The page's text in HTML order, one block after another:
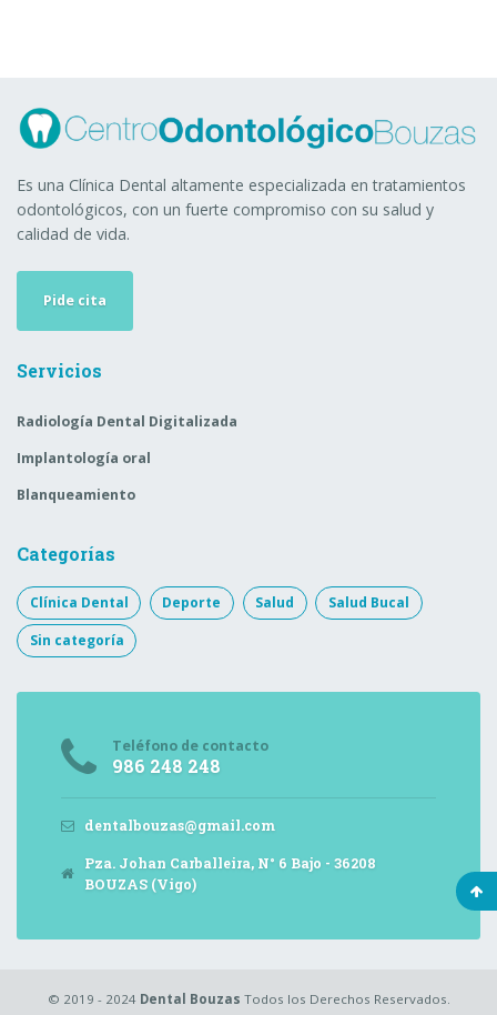
Es una Clínica Dental altamente especializada en tratamientos
odontológicos, con un fuerte compromiso con su salud y
calidad de vida.
Pide cita
Servicios
Radiología Dental Digitalizada
Implantología oral
Blanqueamiento
Categorías
Clínica Dental Deporte Salud Salud Bucal
Sin categoría
Teléfono de contacto
986 248 248
dentalbouzas@gmail.com
Pza. Johan Carballeira, N° 6 Bajo - 36208
BOUZAS (Vigo)
© 2019 - 2024 Dental Bouzas Todos los Derechos Reservados.